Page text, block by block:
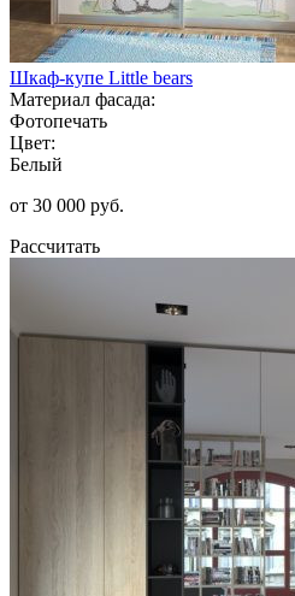
Шкаф-купе Little bears
Материал фасада:
Фотопечать
Цвет:
Белый
от 30 000 руб.
Рассчитать